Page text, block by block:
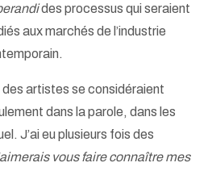
des processus qui seraient
aux marchés de l’industrie
artistes se considéraient
dans la parole, dans les
J’ai eu plusieurs fois des
vous faire connaître mes